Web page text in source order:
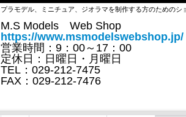
プラモデル、ミニチュア、ジオラマを制作する方のための
M.S Models Web Shop
https://www.msmodelswebshop.jp/
営業時間：9：00～17：00
定休日：日曜日・月曜日
TEL：029-212-7475
FAX：029-212-7476